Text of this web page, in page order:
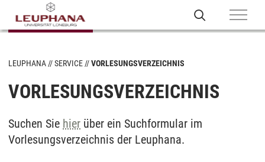
LEUPHANA SERVICE VORLESUNGSVERZEICHNIS
VORLESUNGSVERZEICHNIS
Suchen Sie hier über ein Suchformular im
Vorlesungsverzeichnis der Leuphana.